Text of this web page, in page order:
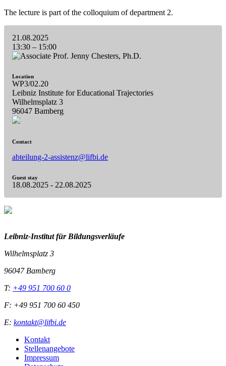
The lecture is part of the colloquium of department 2.
21.08.2025
13:30 – 15:00
Location
WP3/02.20
Leibniz Institute for Educational Trajectories
Wilhelmsplatz 3
96047 Bamberg
Contact
abteilung-2-assistenz@lifbi.de
Guest stay
18.08.2025 - 22.08.2025
Leibniz-Institut für Bildungsverläufe
Wilhelmsplatz 3
96047 Bamberg
T: +49 951 700 60 0
F: +49 951 700 60 450
E: kontakt@lifbi.de
Kontakt
Stellenangebote
Impressum